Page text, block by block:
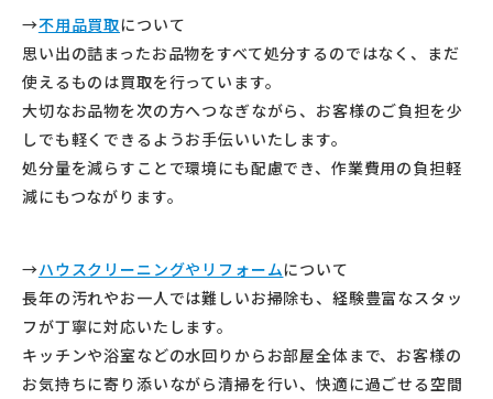
→不用品買取について
思い出の詰まったお品物をすべて処分するのではなく、 まだ
使えるものは買取を行っています。
大切なお品物を次の方へつなぎながら、 お客様のご負担を少
しでも軽くできるようお手伝いいたします。
処分量を減らすことで環境にも配慮でき、 作業費用の負担軽
減にもつながります。
→ハウスクリーニングやリフォームについて
長年の汚れやお一人では難しいお掃除も、 経験豊富なスタッ
フが丁寧に対応いたします。
キッチンや浴室などの水回りからお部屋全体まで、 お客様の
お気持ちに寄り添いながら清掃を行い、快適に過ごせる空間